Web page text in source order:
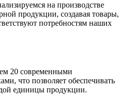
на производстве
продукции, создавая товары,
потребностям наших
20 современными
что позволяет обеспечивать
единицы продукции.